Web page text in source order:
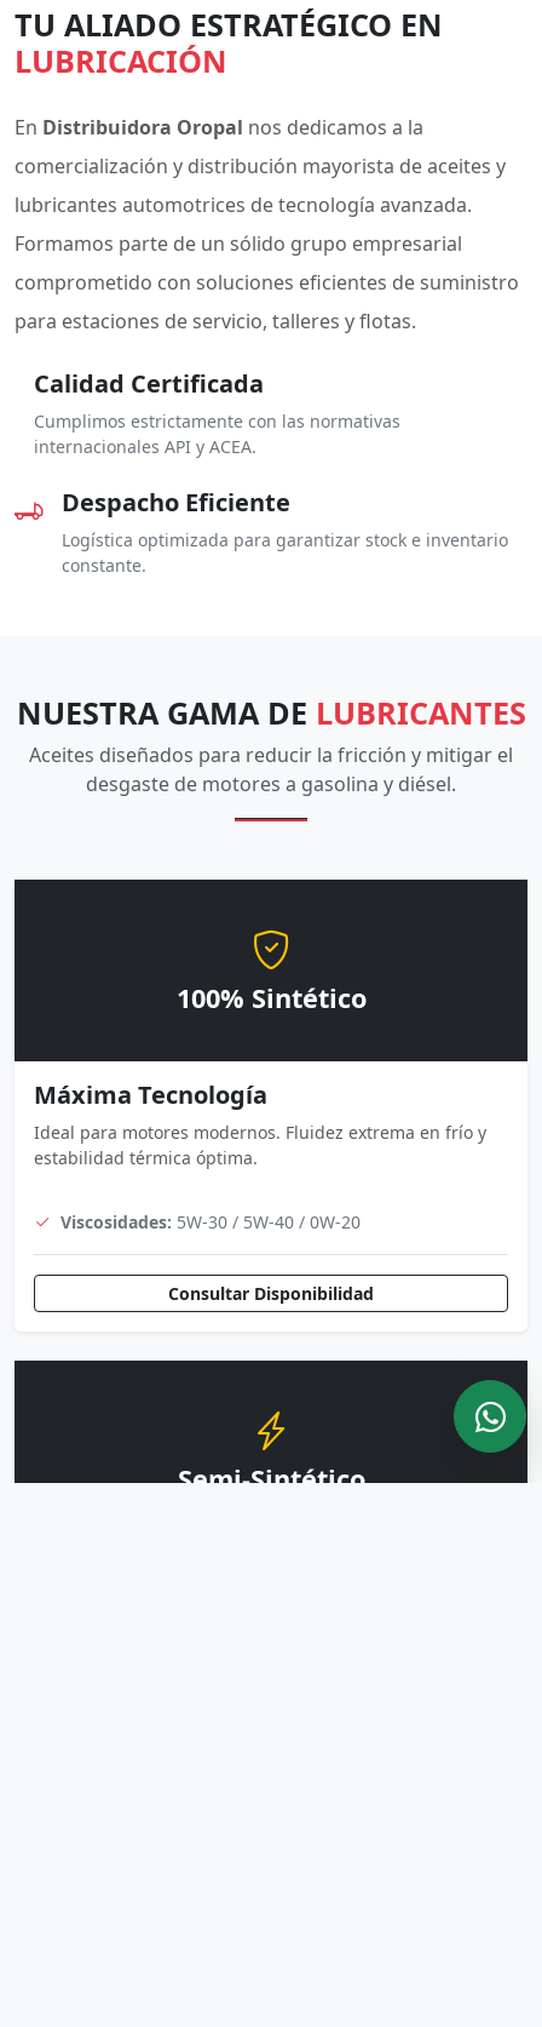
TU ALIADO ESTRATÉGICO EN
LUBRICACIÓN
En Distribuidora Oropal nos dedicamos a la
comercialización y distribución mayorista de aceites y
lubricantes automotrices de tecnología avanzada.
Formamos parte de un sólido grupo empresarial
comprometido con soluciones eficientes de suministro
para estaciones de servicio, talleres y flotas.
Calidad Certificada
Cumplimos estrictamente con las normativas
internacionales API y ACEA.
Despacho Eficiente
Logística optimizada para garantizar stock e inventario
constante.
NUESTRA GAMA DE LUBRICANTES
Aceites diseñados para reducir la fricción y mitigar el
desgaste de motores a gasolina y diésel.
100% Sintético
Máxima Tecnología
Ideal para motores modernos. Fluidez extrema en frío y
estabilidad térmica óptima.
Viscosidades: 5W-30 / 5W-40 / 0W-20
Consultar Disponibilidad
Semi-Sintético